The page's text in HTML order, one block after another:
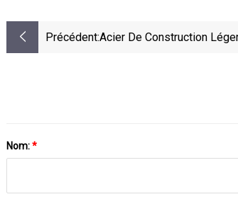
Précédent:Acier De Construction
Nom:*